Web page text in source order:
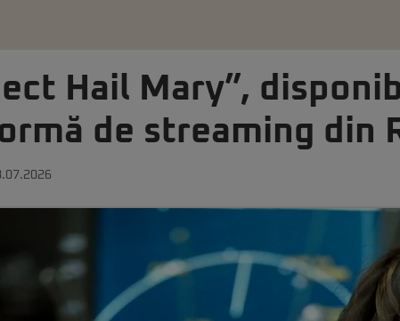
Hail Mary”,
de streaming din